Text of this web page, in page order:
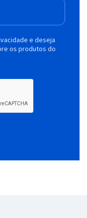
e deseja
os produtos do